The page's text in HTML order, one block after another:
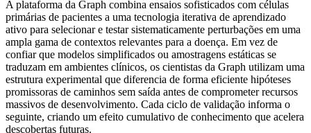
A plataforma da Graph combina ensaios sofisticados com células
primárias de pacientes a uma tecnologia iterativa de aprendizado
ativo para selecionar e testar sistematicamente perturbações em uma
ampla gama de contextos relevantes para a doença. Em vez de
confiar que modelos simplificados ou amostragens estáticas se
traduzam em ambientes clínicos, os cientistas da Graph utilizam uma
estrutura experimental que diferencia de forma eficiente hipóteses
promissoras de caminhos sem saída antes de comprometer recursos
massivos de desenvolvimento. Cada ciclo de validação informa o
seguinte, criando um efeito cumulativo de conhecimento que acelera
descobertas futuras.